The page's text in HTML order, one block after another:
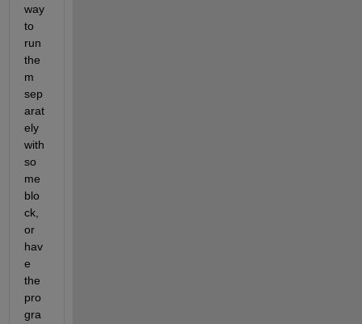
way
to
run
the
m
sep
arat
ely
with
so
me
blo
ck,
or
hav
e
the
pro
gra